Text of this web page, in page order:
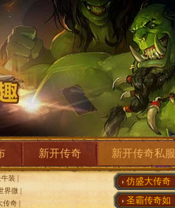
新开传奇 新开传奇私服
装
界微
传奇
仿盛大传奇
圣霸传奇如